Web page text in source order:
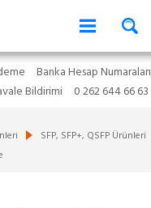
Banka Hesap Numaraları
Bildirimi 0 262 644 66 63
SFP, SFP+, QSFP Ürünleri